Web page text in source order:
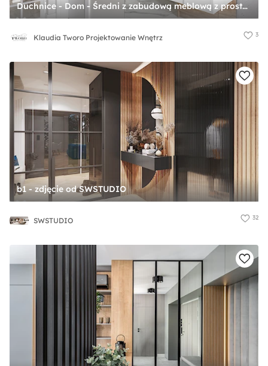
Duchnice - Dom - Średni z zabudową meblową z prostokątnym lustrem beżowy biały brązowy szary z lustrem na ścianie z farbą na ścianie z marmurem na podłodze z drzwiami bezprzylgowymi z malowanymi drzwiami z gładkimi drzwiami hol / przedpokój - zdjęcie od Klaudia Tworo Projektowanie Wnętrz
Klaudia Tworo Projektowanie Wnętrz 3
b1 - zdjęcie od SWSTUDIO
SWSTUDIO 32